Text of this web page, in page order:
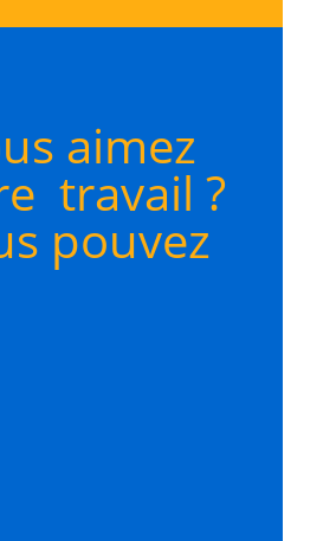
aimez
travail ?
pouvez